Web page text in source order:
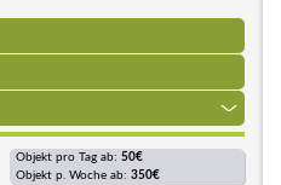
Objekt pro Tag ab: 50€
Objekt p. Woche ab: 350€